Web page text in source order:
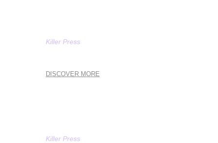
Killer Press
DISCOVER MORE
Killer Press